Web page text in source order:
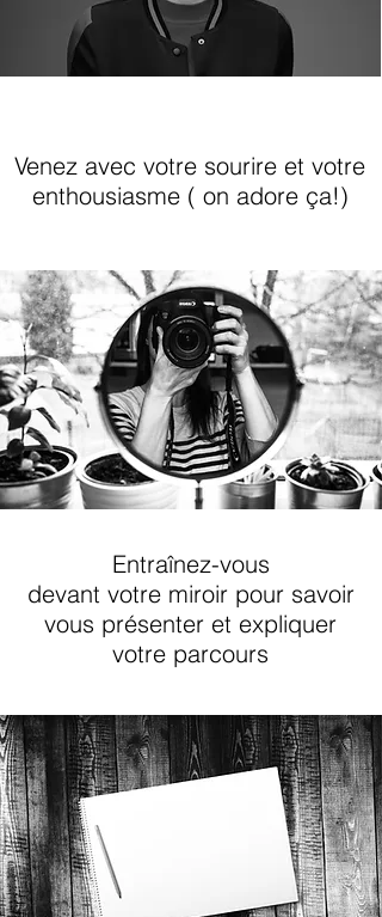
Venez avec votre sourire et votre
enthousiasme ( on adore ça!)
Entraînez-vous
devant votre miroir pour savoir
vous présenter et expliquer
votre parcours